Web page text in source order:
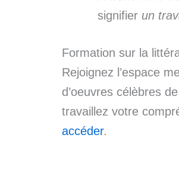
signifier un
Formation sur la
Rejoignez l’espace
d’oeuvres célèbres
travaillez votre
accéder.